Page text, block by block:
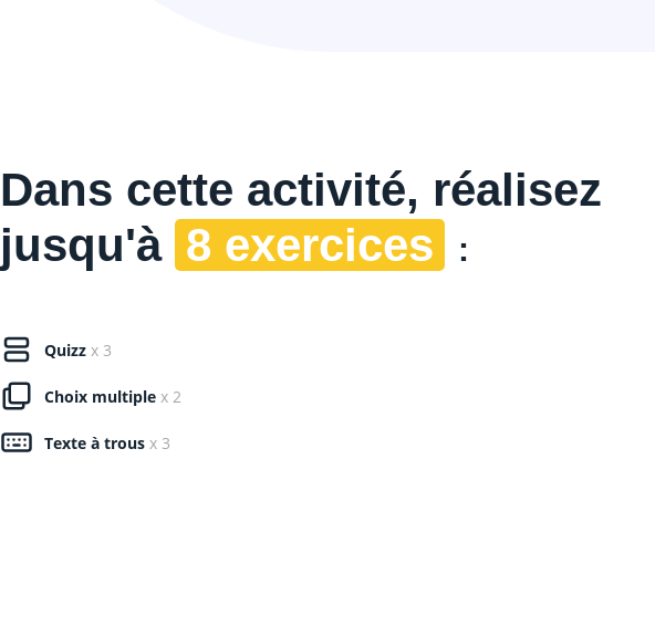
Dans cette activité, réalisez
jusqu'à 8 exercices :
Quizz x 3
Choix multiple x 2
Texte à trous x 3